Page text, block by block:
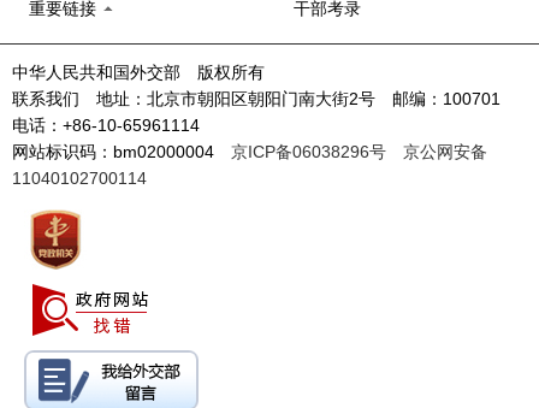
重要链接 干部考录
中华人民共和国外交部 版权所有
联系我们 地址：北京市朝阳区朝阳门南大街2号 邮编：100701
电话：+86-10-65961114
网站标识码：bm02000004 京ICP备06038296号
京公网安备
11040102700114